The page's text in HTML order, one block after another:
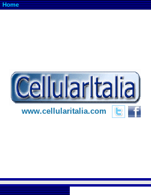
Home
www.cellularitalia.com